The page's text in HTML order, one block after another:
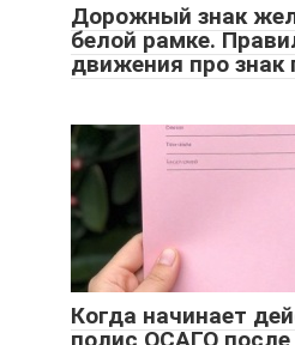
Дорожный знак
белой рамке.
движения про знак
Когда начинает
полис ОСАГО после